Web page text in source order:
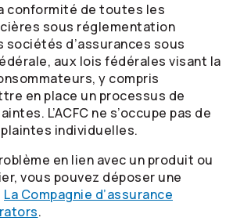
conformité de toutes les
sous réglementation
d’assurances sous
aux lois fédérales visant la
y compris
en place un processus de
L’ACFC ne s’occupe pas de
individuelles.
en lien avec un produit ou
vous pouvez déposer une
La Compagnie d’assurance
.